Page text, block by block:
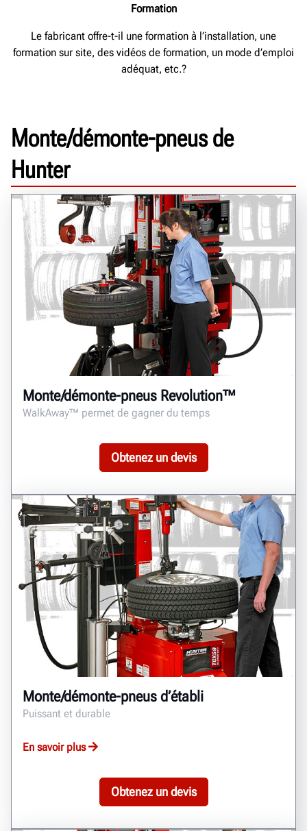
Formation
Le fabricant offre-t-il une formation à l’installation, une
formation sur site, des vidéos de formation, un mode d’emploi
adéquat, etc.?
Monte/démonte-pneus de
Hunter
Monte/démonte-pneus Revolution™
WalkAway™ permet de gagner du temps
Obtenez un devis
Monte/démonte-pneus d’établi
Puissant et durable
En savoir plus
Obtenez un devis